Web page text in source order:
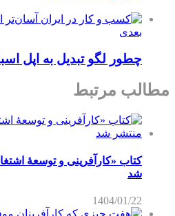
بعدی
چطور لگو تبدیل به اپل
مطالب مرتبط
کتاب «کارآفرینی و توسعۀ
شد
1404/01/22